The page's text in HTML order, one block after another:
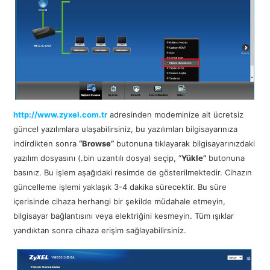
http://www.zyxel.com.tr adresinden modeminize ait ücretsiz
güncel yazılımlara ulaşabilirsiniz, bu yazılımları bilgisayarınıza
indirdikten sonra“Browse” butonuna tıklayarak bilgisayarınızdaki
yazılım dosyasını (.bin uzantılı dosya) seçip, “Yükle” butonuna
basınız. Bu işlem aşağıdaki resimde de gösterilmektedir. Cihazın
güncelleme işlemi yaklaşık 3-4 dakika sürecektir. Bu süre
içerisinde cihaza herhangi bir şekilde müdahale etmeyin,
bilgisayar bağlantısını veya elektriğini kesmeyin. Tüm ışıklar
yandıktan sonra cihaza erişim sağlayabilirsiniz.